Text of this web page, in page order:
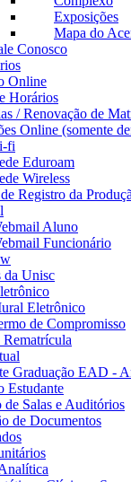
Exposições
Mapa do
Conosco
Online
Horários
/ Renovação de
Online (somente
fi
Eduroam
Wireless
Registro da
Aluno
Funcionário
da Unisc
Eletrônico
de Compromisso
Rematrícula
Graduação EAD -
Estudante
de Salas e Auditórios
de Documentos